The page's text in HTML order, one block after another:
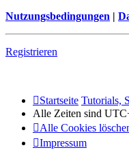
Nutzungsbedingungen |
Registrieren
Startseite Tutorials,
Alle Zeiten sind
Alle Cookies
Impressum